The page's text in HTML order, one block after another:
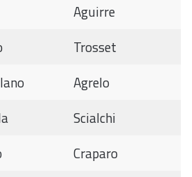
Aguirre
Trosset
Agrelo
Scialchi
Craparo